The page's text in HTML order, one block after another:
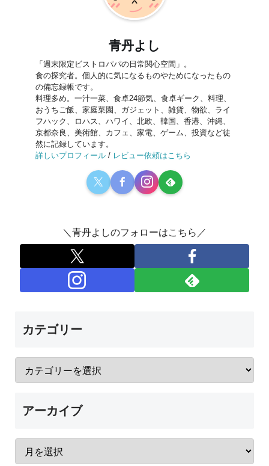
青丹よし
「週末限定ビストロパパの日常関心空間」。
食の探究者。個人的に気になるものやためになったもの
の備忘録帳です。
料理多め。一汁一菜、食卓24節気、食卓ギーク、料理、
おうちご飯、家庭菜園、ガジェット、雑貨、物欲、ライ
フハック、ロハス、ハワイ、北欧、韓国、香港、沖縄、
京都奈良、美術館、カフェ、家電、ゲーム、投資など徒
然に記録しています。
詳しいプロフィール / レビュー依頼はこちら
＼青丹よしのフォローはこちら／
カテゴリー
アーカイブ